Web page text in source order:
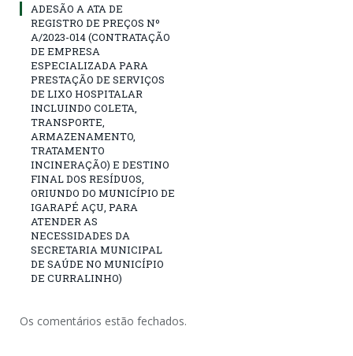
ADESÃO A ATA DE
REGISTRO DE PREÇOS Nº
A/2023-014 (CONTRATAÇÃO
DE EMPRESA
ESPECIALIZADA PARA
PRESTAÇÃO DE SERVIÇOS
DE LIXO HOSPITALAR
INCLUINDO COLETA,
TRANSPORTE,
ARMAZENAMENTO,
TRATAMENTO
INCINERAÇÃO) E DESTINO
FINAL DOS RESÍDUOS,
ORIUNDO DO MUNICÍPIO DE
IGARAPÉ AÇU, PARA
ATENDER AS
NECESSIDADES DA
SECRETARIA MUNICIPAL
DE SAÚDE NO MUNICÍPIO
DE CURRALINHO)
Os comentários estão fechados.